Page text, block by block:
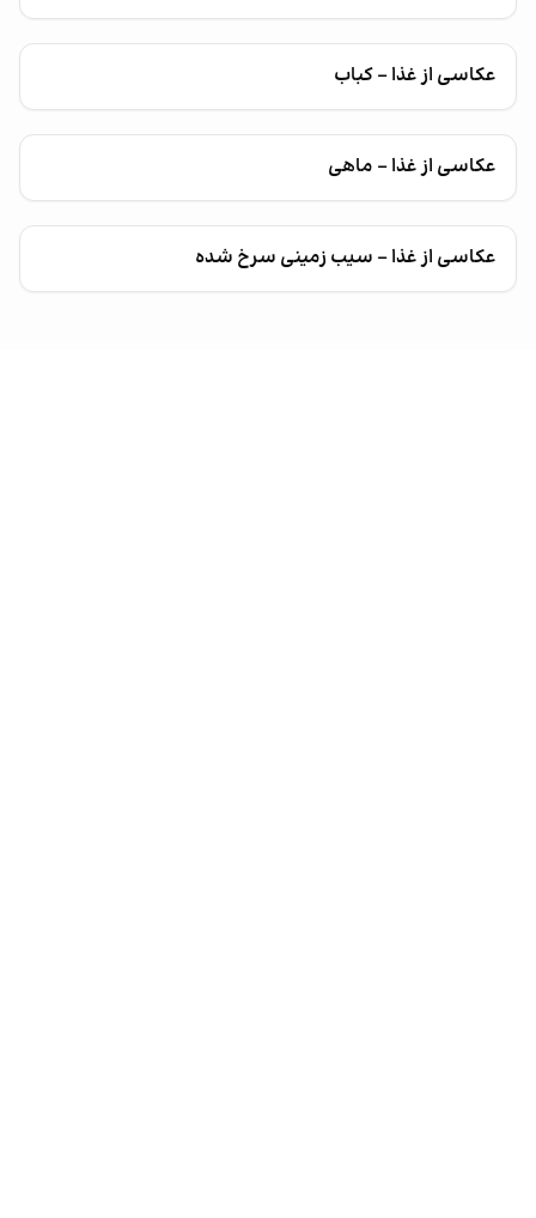
عکاسی از غذا - کباب
عکاسی از غذا - ماهی
عکاسی از غذا - سیب زمینی سرخ شده